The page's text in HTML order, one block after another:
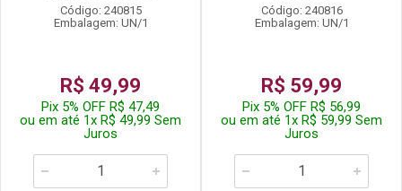
Código: 240815
Embalagem: UN/1
R$ 49,99
Pix 5% OFF R$ 47,49
ou em até 1x R$ 49,99 Sem
Juros
Código: 240816
Embalagem: UN/1
R$ 59,99
Pix 5% OFF R$ 56,99
ou em até 1x R$ 59,99 Sem
Juros